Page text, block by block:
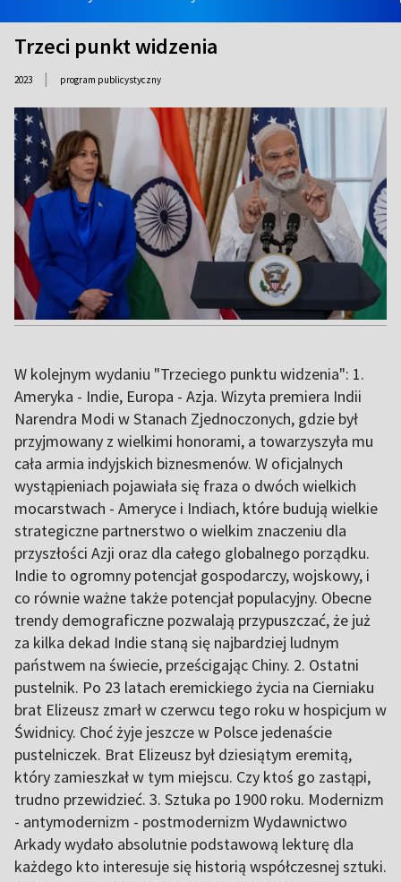
Trzeci punkt widzenia
2023 | program publicystyczny
W kolejnym wydaniu "Trzeciego punktu widzenia": 1.
Ameryka - Indie, Europa - Azja. Wizyta premiera Indii
Narendra Modi w Stanach Zjednoczonych, gdzie był
przyjmowany z wielkimi honorami, a towarzyszyła mu
cała armia indyjskich biznesmenów. W oficjalnych
wystąpieniach pojawiała się fraza o dwóch wielkich
mocarstwach - Ameryce i Indiach, które budują wielkie
strategiczne partnerstwo o wielkim znaczeniu dla
przyszłości Azji oraz dla całego globalnego porządku.
Indie to ogromny potencjał gospodarczy, wojskowy, i
co równie ważne także potencjał populacyjny. Obecne
trendy demograficzne pozwalają przypuszczać, że już
za kilka dekad Indie staną się najbardziej ludnym
państwem na świecie, prześcigając Chiny. 2. Ostatni
pustelnik. Po 23 latach eremickiego życia na Cierniaku
brat Elizeusz zmarł w czerwcu tego roku w hospicjum w
Świdnicy. Choć żyje jeszcze w Polsce jedenaście
pustelniczek. Brat Elizeusz był dziesiątym eremitą,
który zamieszkał w tym miejscu. Czy ktoś go zastąpi,
trudno przewidzieć. 3. Sztuka po 1900 roku. Modernizm
- antymodernizm - postmodernizm Wydawnictwo
Arkady wydało absolutnie podstawową lekturę dla
każdego kto interesuje się historią współczesnej sztuki.